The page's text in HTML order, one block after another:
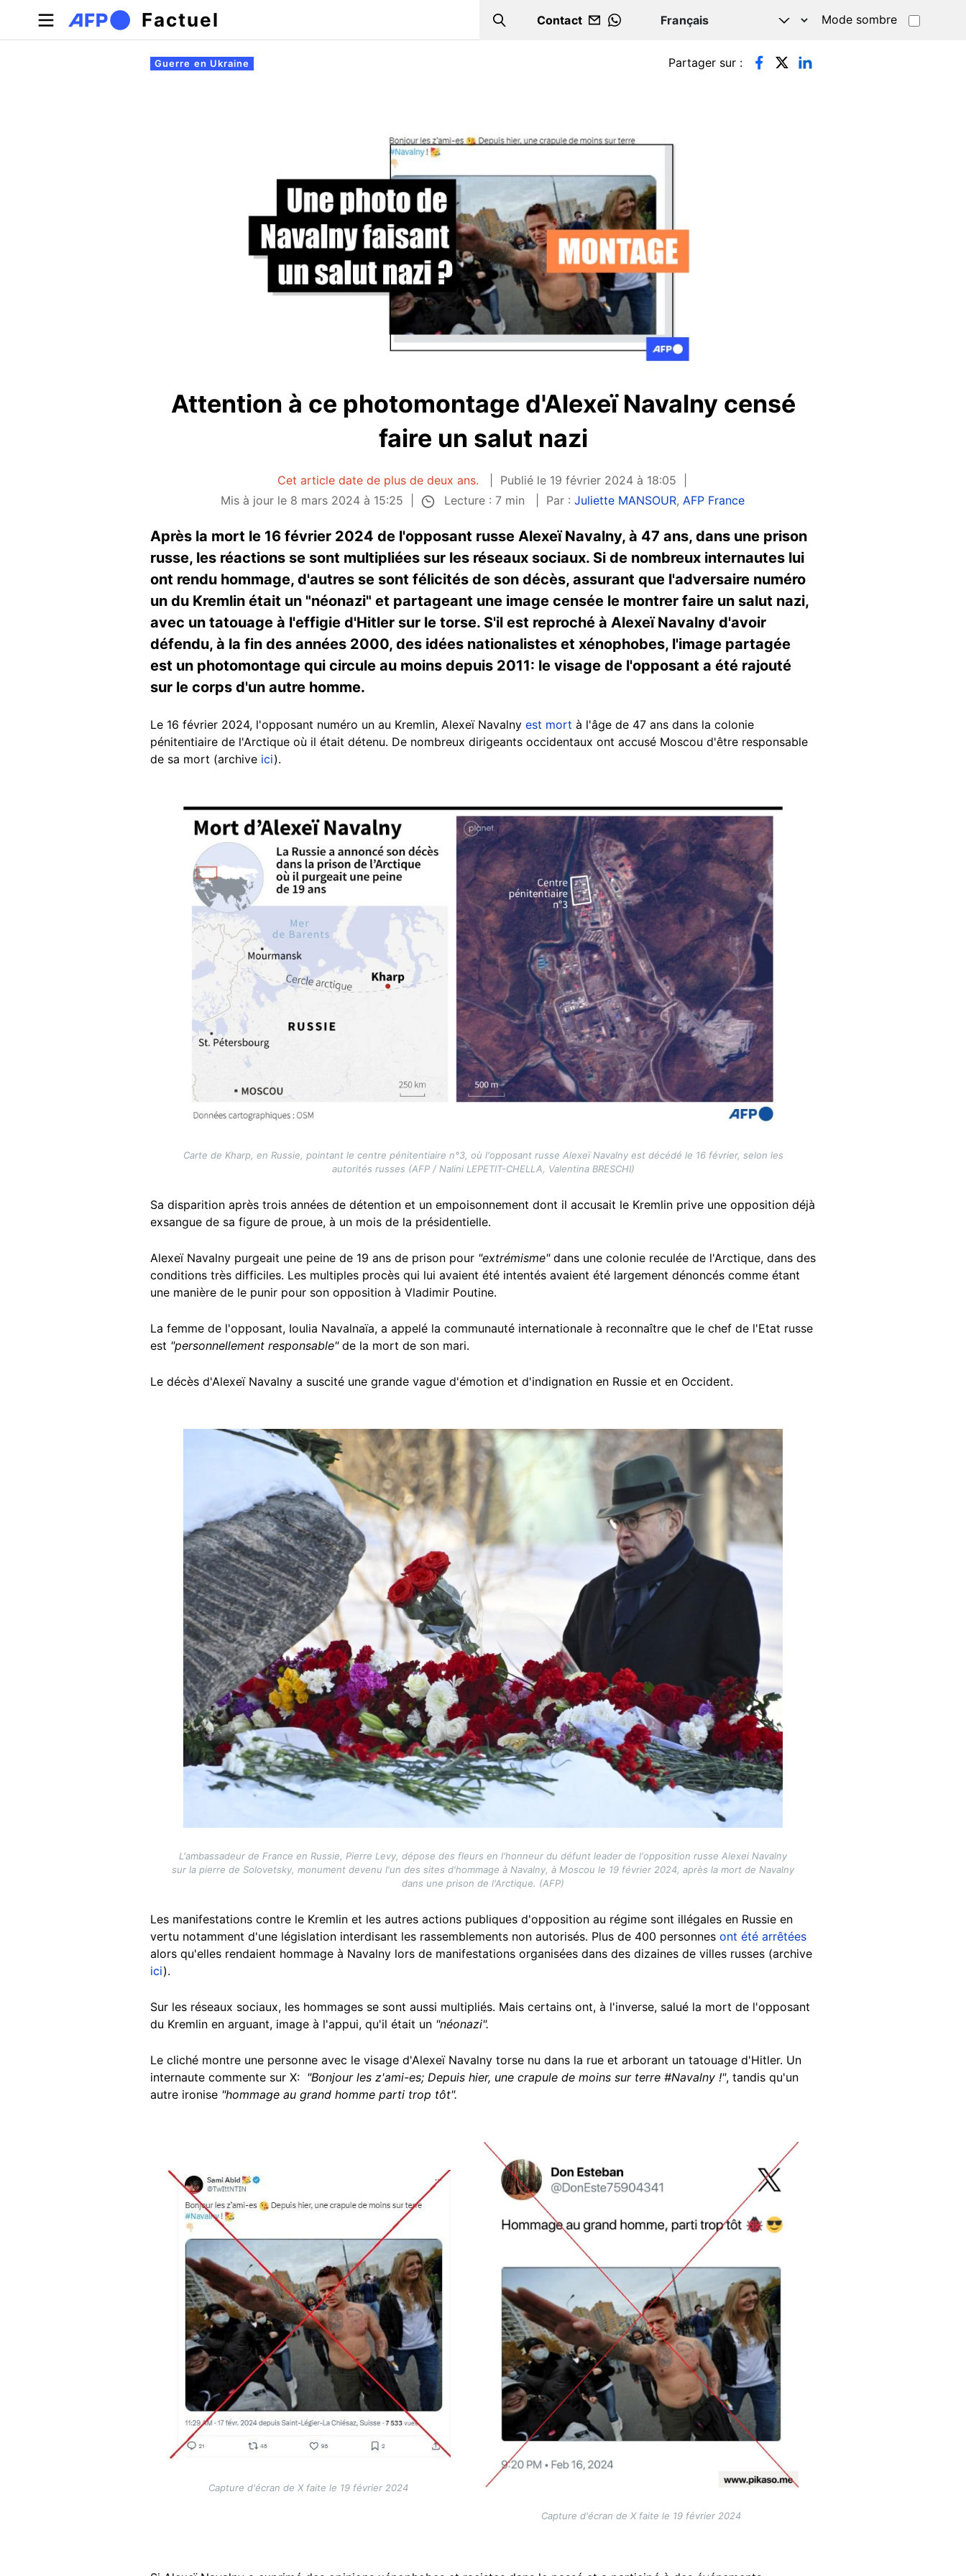
Aller au contenu principal
Factuel Search
Contact
WHATSAPP
Mode sombre
Onglets principaux
Guerre en Ukraine Partager sur :
Attention à ce photomontage d'Alexeï Navalny censé
faire un salut nazi
Cet article date de plus de deux ans.
Publié le 19 février 2024 à 18:05
Mis à jour le 8 mars 2024 à 15:25
Lecture : 7 min Par :Juliette MANSOUR,AFP France
Après la mort le 16 février 2024 de l'opposant russe Alexeï Navalny, à 47 ans, dans une prison
russe, les réactions se sont multipliées sur les réseaux sociaux. Si de nombreux internautes lui
ont rendu hommage, d'autres se sont félicités de son décès, assurant que l'adversaire numéro
un du Kremlin était un "néonazi" et partageant une image censée le montrer faire un salut nazi,
avec un tatouage à l'effigie d'Hitler sur le torse. S'il est reproché à Alexeï Navalny d'avoir
défendu, à la fin des années 2000, des idées nationalistes et xénophobes, l'image partagée
est un photomontage qui circule au moins depuis 2011: le visage de l'opposant a été rajouté
sur le corps d'un autre homme.
Le 16 février 2024, l'opposant numéro un au Kremlin, Alexeï Navalny est mort à l'âge de 47 ans dans la colonie
pénitentiaire de l'Arctique où il était détenu. De nombreux dirigeants occidentaux ont accusé Moscou d'être responsable
de sa mort (archive ici).
Image
Carte de Kharp, en Russie, pointant le centre pénitentiaire n°3, où l'opposant russe Alexeï Navalny est décédé le 16 février, selon les
autorités russes (AFP / Nalini LEPETIT-CHELLA, Valentina BRESCHI)
Sa disparition après trois années de détention et un empoisonnement dont il accusait le Kremlin prive une opposition déjà
exsangue de sa figure de proue, à un mois de la présidentielle.
Alexeï Navalny purgeait une peine de 19 ans de prison pour "extrémisme"dans une colonie reculée de l'Arctique, dans des
conditions très difficiles. Les multiples procès qui lui avaient été intentés avaient été largement dénoncés comme étant
une manière de le punir pour son opposition à Vladimir Poutine.
La femme de l'opposant, Ioulia Navalnaïa, a appelé la communauté internationale à reconnaître que le chef de l'Etat russe
est "personnellement responsable" de la mort de son mari.
Le décès d'Alexeï Navalny a suscité une grande vague d'émotion et d'indignation en Russie et en Occident.
L'ambassadeur de France en Russie, Pierre Levy, dépose des fleurs en l'honneur du défunt leader de l'opposition russe Alexei Navalny
sur la pierre de Solovetsky, monument devenu l'un des sites d'hommage à Navalny, à Moscou le 19 février 2024, après la mort de Navalny
dans une prison de l'Arctique. (AFP)
Les manifestations contre le Kremlin et les autres actions publiques d'opposition au régime sont illégales en Russie en
vertu notamment d'une législation interdisant les rassemblements non autorisés. Plus de 400 personnes ont été arrêtées
alors qu'elles rendaient hommage à Navalny lors de manifestations organisées dans des dizaines de villes russes (archive
ici).
Sur les réseaux sociaux, les hommages se sont aussi multipliés. Mais certains ont, à l'inverse, salué la mort de l'opposant
du Kremlin en arguant, image à l'appui, qu'il était un "néonazi".
Le cliché montre une personne avec le visage d'Alexeï Navalny torse nu dans la rue et arborant un tatouage d'Hitler. Un
internaute commente sur X: "Bonjour les z'ami-es; Depuis hier, une crapule de moins sur terre #Navalny !", tandis qu'un
autre ironise "hommage au grand homme parti trop tôt".
Image
Capture d'écran de X faite le 19 février 2024
Image
Capture d'écran de X faite le 19 février 2024